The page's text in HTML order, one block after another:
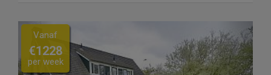
Previous Next
Vanaf
€1228
per week